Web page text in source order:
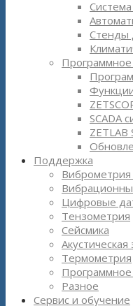
Стенды
SCADA
ZETLAB
Поддержка
Виброметрия
Цифровые
Тензометрия
Сейсмика
Акустическая
Термометрия
Разное
Сервис и обучение